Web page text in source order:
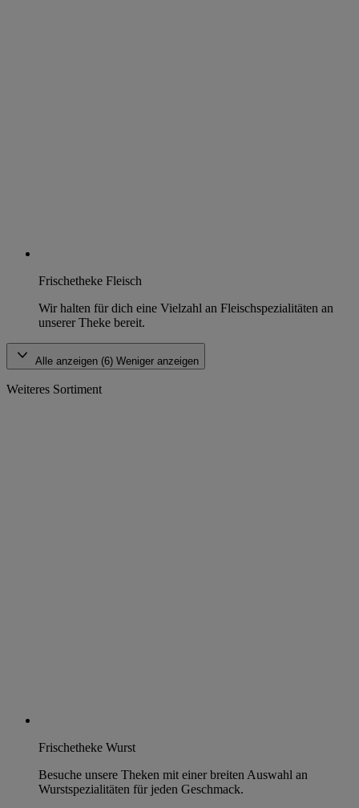
Frischetheke Fleisch
Wir halten für dich eine Vielzahl an Fleischspezialitäten an
unserer Theke bereit.
Alle anzeigen (6) Weniger anzeigen
Weiteres Sortiment
Frischetheke Wurst
Besuche unsere Theken mit einer breiten Auswahl an
Wurstspezialitäten für jeden Geschmack.